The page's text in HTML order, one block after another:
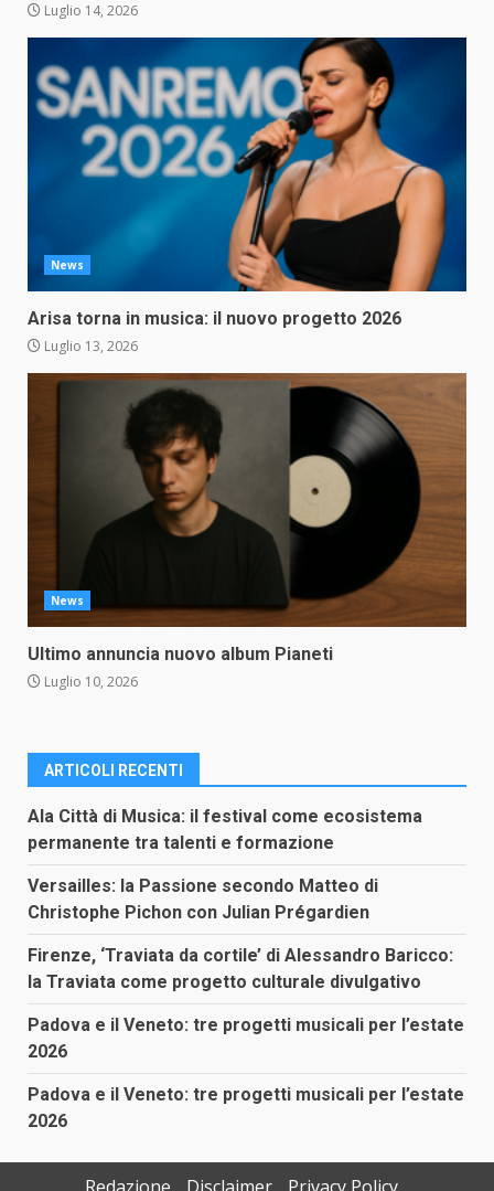
Luglio 14, 2026
News
Arisa torna in musica: il nuovo progetto 2026
Luglio 13, 2026
News
Ultimo annuncia nuovo album Pianeti
Luglio 10, 2026
ARTICOLI RECENTI
Ala Città di Musica: il festival come ecosistema
permanente tra talenti e formazione
Versailles: la Passione secondo Matteo di
Christophe Pichon con Julian Prégardien
Firenze, ‘Traviata da cortile’ di Alessandro Baricco:
la Traviata come progetto culturale divulgativo
Padova e il Veneto: tre progetti musicali per l’estate
2026
Padova e il Veneto: tre progetti musicali per l’estate
2026